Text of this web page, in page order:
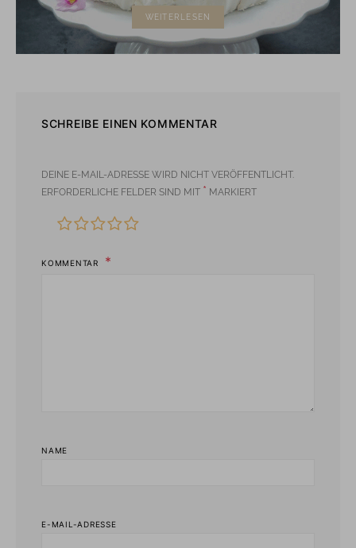
WEITERLESEN
SCHREIBE EINEN KOMMENTAR
DEINE E-MAIL-ADRESSE WIRD NICHT VERÖFFENTLICHT.
ERFORDERLICHE FELDER SIND MIT * MARKIERT
KOMMENTAR
NAME
E-MAIL-ADRESSE